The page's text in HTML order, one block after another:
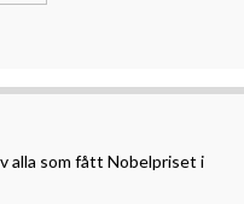
alla som fått Nobelpriset i